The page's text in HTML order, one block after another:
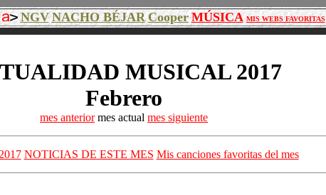
NGV NACHO BÉJAR Cooper MÚSICA MIS WEBS FAVORITAS
MUSICAL 2017
Febrero
mes anteriormes actual mes siguiente
NOTICIAS DE ESTE MES Mis canciones favoritas del mes